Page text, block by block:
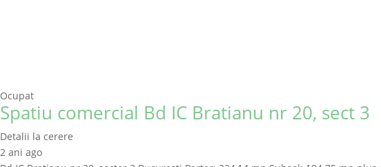
Ocupat
Spatiu comercial Bd IC Bratianu nr 20, sect 3
Detalii la cerere
2 ani ago